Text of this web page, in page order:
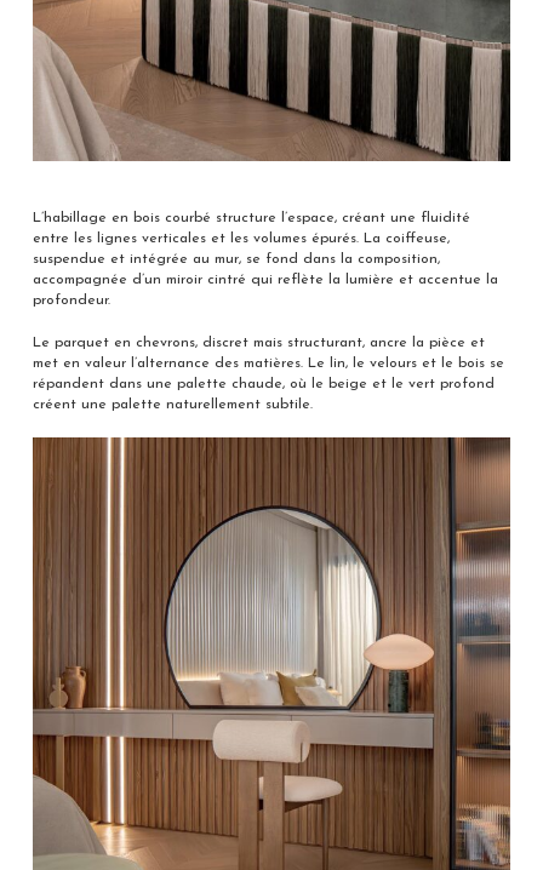
L’habillage en bois courbé structure l’espace, créant une fluidité
entre les lignes verticales et les volumes épurés. La coiffeuse,
suspendue et intégrée au mur, se fond dans la composition,
accompagnée d’un miroir cintré qui reflète la lumière et accentue la
profondeur.
Le parquet en chevrons, discret mais structurant, ancre la pièce et
met en valeur l’alternance des matières. Le lin, le velours et le bois se
répandent dans une palette chaude, où le beige et le vert profond
créent une palette naturellement subtile.